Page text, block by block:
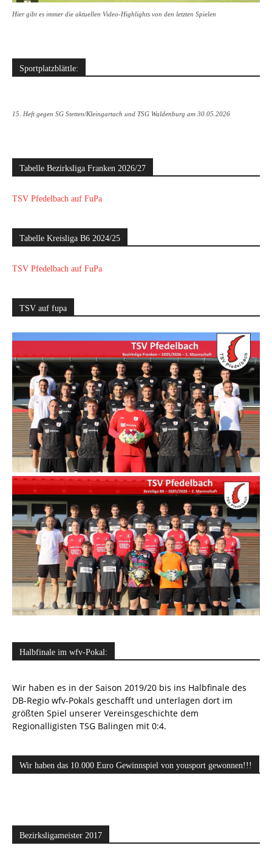
Hier gibt es immer die aktuellen Video-Highlights von den letzten Spielen
Sportplatzblättle:
15. Heft gegen SG Stetten/Kleingartach und TSG Waldenburg am 30.05.2026
Tabelle Bezirksliga Franken 2026/27
TSV Pfedelbach auf FuPa
Tabelle Kreisliga B6 2024/25
TSV Pfedelbach auf FuPa
TSV auf fupa
Halbfinale im wfv-Pokal:
Wir haben es in der Saison 2019/20 bis ins Halbfinale des
DB-Regio wfv-Pokals geschafft und unterlagen dort im
größten Spiel unserer Vereinsgeschichte dem
Regionalligisten TSG Balingen mit 0:4.
Wir haben das 10.000 Euro Gewinnspiel von yousport gewonnen!!!
Bezirksligameister 2017